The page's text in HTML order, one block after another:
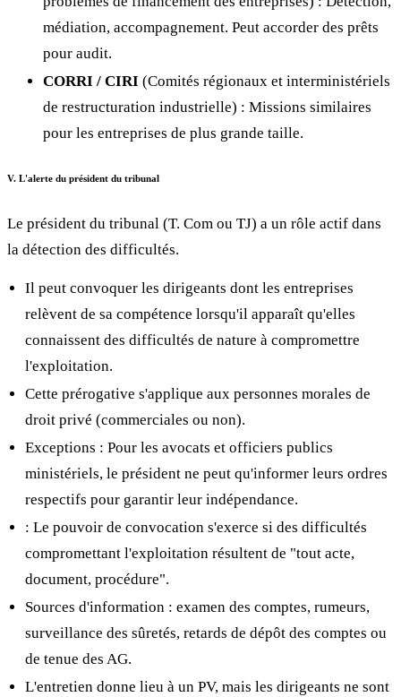
médiation, accompagnement. Peut accorder des prêts
pour audit.
CORRI / CIRI (Comités régionaux et interministériels
de restructuration industrielle) : Missions similaires
pour les entreprises de plus grande taille.
V. L'alerte du président du tribunal
Le président du tribunal (T. Com ou TJ) a un rôle actif dans
la détection des difficultés.
Il peut convoquer les dirigeants dont les entreprises
relèvent de sa compétence lorsqu'il apparaît qu'elles
connaissent des difficultés de nature à compromettre
l'exploitation.
Cette prérogative s'applique aux personnes morales de
droit privé (commerciales ou non).
Exceptions : Pour les avocats et officiers publics
ministériels, le président ne peut qu'informer leurs ordres
respectifs pour garantir leur indépendance.
: Le pouvoir de convocation s'exerce si des difficultés
compromettant l'exploitation résultent de "tout acte,
document, procédure".
Sources d'information : examen des comptes, rumeurs,
surveillance des sûretés, retards de dépôt des comptes ou
de tenue des AG.
L'entretien donne lieu à un PV, mais les dirigeants ne sont